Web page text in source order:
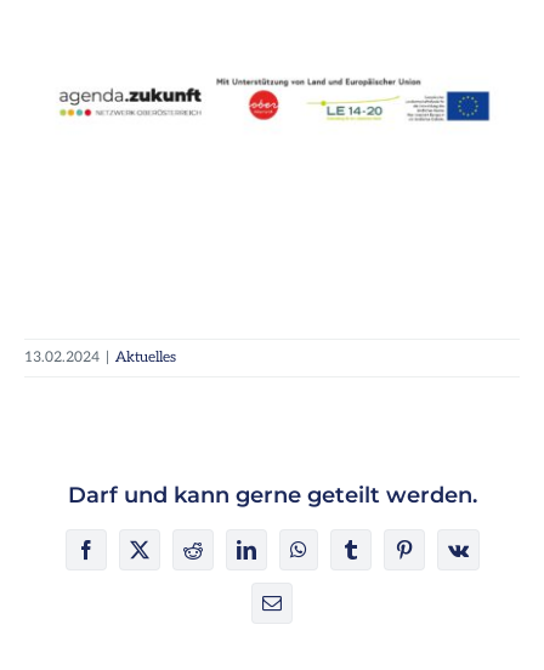
13.02.2024 | Aktuelles
Darf und kann gerne geteilt werden.
Facebook
X RedditLinkedInWhatsAppTumblrPinterest
Vk
E-
Mail